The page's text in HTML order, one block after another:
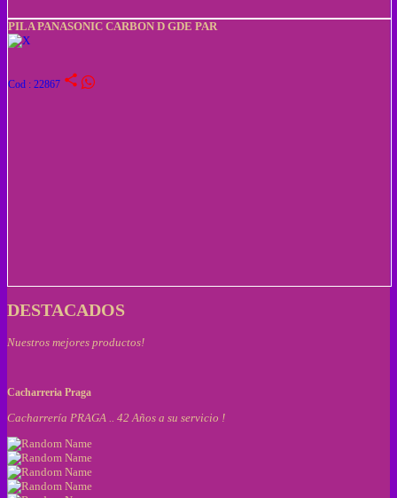
PILA PANASONIC CARBON D GDE PAR
Cod : 22867 share
DESTACADOS
Nuestros mejores productos!
Cacharreria Praga
Cacharrería PRAGA .. 42 Años a su servicio !